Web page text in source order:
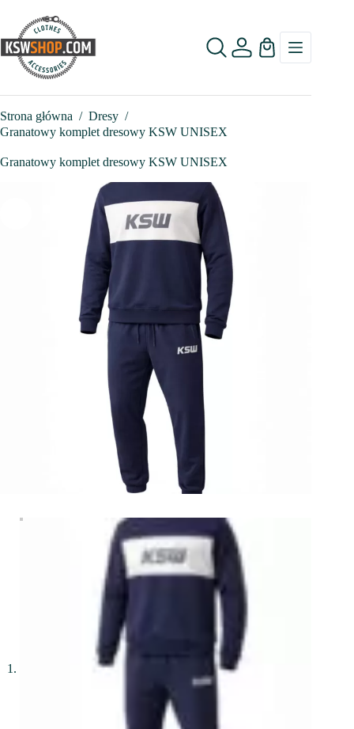
treści
Koszyk
Strona główna / Dresy /
Granatowy komplet dresowy KSW UNISEX
Granatowy komplet dresowy KSW UNISEX